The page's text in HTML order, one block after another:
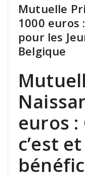
Mutuelle
1000 euros
pour les
Belgique
euros :
c’est